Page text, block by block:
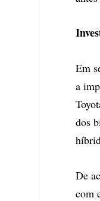
Em
a
dos
De
com